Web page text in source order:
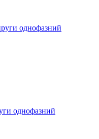
однофазний
однофазний